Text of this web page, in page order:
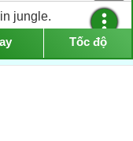
jungle.
rừng.
00:50
gone.
Tốc độ